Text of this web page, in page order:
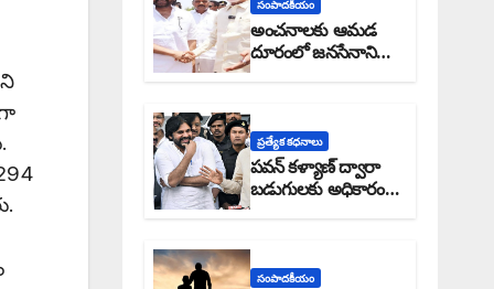
సంపాదకీయం
అంచనాలకు ఆమడ
దూరంలో జనసేనాని?:
అక్షర సందేశం
ప్రత్యేక కధనాలు
పవన్ కళ్యాణ్ ద్వారా
బడుగులకు అధికారం
ఎండమావేనా: అక్షర
సంపాదకీయం